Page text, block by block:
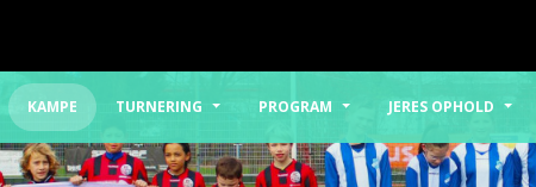
KAMPE TURNERING PROGRAM JERES OPHOLD